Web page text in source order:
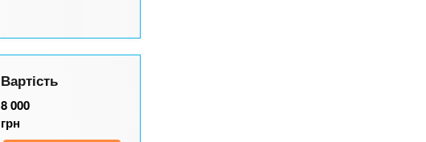
Вартість
8 000
грн